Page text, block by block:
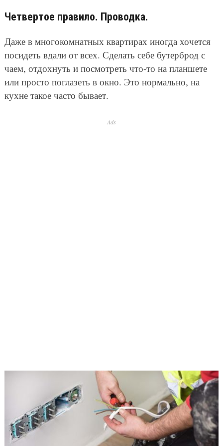
Четвертое правило. Проводка.
Даже в многокомнатных квартирах иногда хочется
посидеть вдали от всех. Сделать себе бутерброд с
чаем, отдохнуть и посмотреть что-то на планшете
или просто поглазеть в окно. Это нормально, на
кухне такое часто бывает.
Ads